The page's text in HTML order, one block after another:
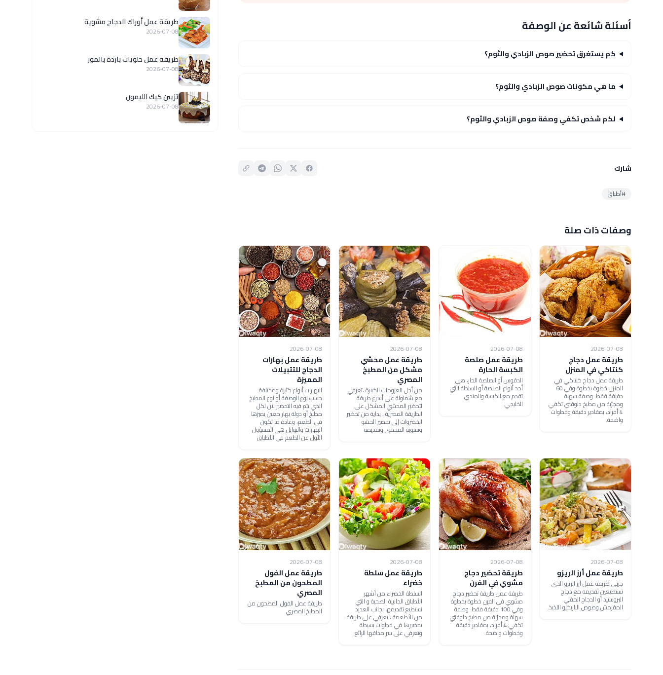
أسئلة شائعة عن الوصفة
كم يستغرق تحضير صوص الزبادي والثوم؟
ما هي مكونات صوص الزبادي والثوم؟
لكم شخص تكفي وصفة صوص الزبادي والثوم؟
شارك
#أطباق
وصفات ذات صلة
2026-07-08
طريقة عمل دجاج
كنتاكي في المنزل
طريقة عمل دجاج كنتاكي في
المنزل خطوة بخطوة وفي 60
دقيقة فقط. وصفة سهلة
ومجرّبة من مطبخ دلوقتي تكفي
4 أفراد، بمقادير دقيقة وخطوات
واضحة.
2026-07-08
طريقة عمل صلصة
الكبسة الحارة
الدقوس أو الصلصة الحار، هي
أحد أنواع الصلصة أو السلطة التي
تقدم مع الكبسة والمندي
الخليجي
2026-07-08
طريقة عمل محشي
مشكل من المطبخ
المصري
من أجل العزومات الكبيرة ،تعرفي
مع شملولة على أسرع طريقة
لتحضير المحشي المشكل على
الطريقة المصرية ، بداية من تحضير
الخضروات إلى تحضير الحشو
وتسوية المحشي وتقديمه
2026-07-08
طريقة عمل بهارات
الدجاج للتتبيلات
المميزة
البهارات أنواع كثيرة ومختلفة
حسب نوع الوصفة أو نوع المطبخ
الذي يتم فيه التحضير لان لكل
مطبخ أو دولة بهار معين يميزها
في الطعم، وعادة ما تكون
البهارات والتوابل هي المسؤول
الأول عن الطعم في الأطباق
2026-07-08
طريقة عمل أرز الريزو
جربي طريقة عمل أرز الريزو الذي
تستطيعين تقديمه مع دجاج
البروستيد أو الدجاج المقلي
المقرمش وصوص الباربكيو اللذيذ.
2026-07-08
طريقة تحضير دجاج
مشوي في الفرن
طريقة عمل طريقة تحضير دجاج
مشوي في الفرن خطوة بخطوة
وفي 100 دقيقة فقط. وصفة
سهلة ومجرّبة من مطبخ دلوقتي
تكفي 4 أفراد، بمقادير دقيقة
وخطوات واضحة.
2026-07-08
طريقة عمل سلطة
خضراء
السلطة الخضراء من أشهر
الأطباق الجانبية الصحية و التي
نستطيع تقديمها بجانب العديد
من الأطعمة ، تعرفي على طريقة
تحضيرها في خطوات بسيطة
وتعرفي على سر مذاقها الرائع
2026-07-08
طريقة عمل الفول
المطحون من المطبخ
المصري
طريقة عمل الفول المطحون من
المطبخ المصري
طريقة عمل أوراك الدجاج مشوية
2026-07-08
طريقة عمل حلويات باردة بالموز
2026-07-08
تزيين كيك الليمون
2026-07-08